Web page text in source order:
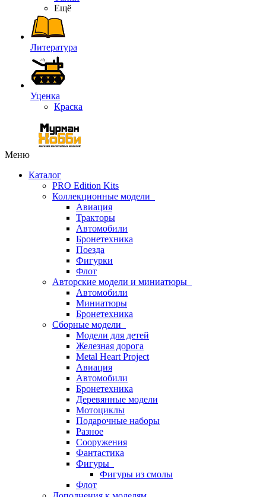
Ещё
Литература
Уценка
Краска
Меню
Каталог
PRO Edition Kits
Коллекционные модели
Авиация
Тракторы
Автомобили
Бронетехника
Поезда
Фигурки
Флот
Авторские модели и миниатюры
Автомобили
Миниатюры
Бронетехника
Сборные модели
Модели для детей
Железная дорога
Metal Heart Project
Авиация
Автомобили
Бронетехника
Деревянные модели
Мотоциклы
Подарочные наборы
Разное
Сооружения
Фантастика
Фигуры
Фигуры из смолы
Флот